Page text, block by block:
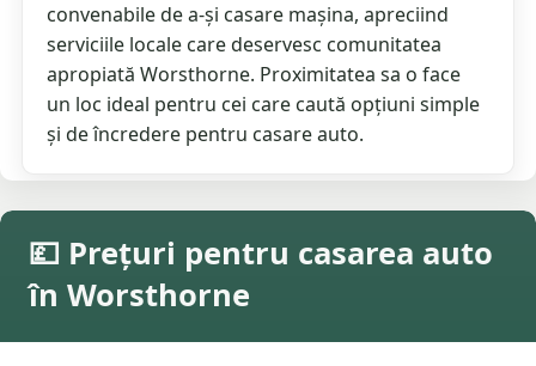
convenabile de a-și casare mașina, apreciind
serviciile locale care deservesc comunitatea
apropiată Worsthorne. Proximitatea sa o face
un loc ideal pentru cei care caută opțiuni simple
și de încredere pentru casare auto.
💷 Prețuri pentru casarea auto
în Worsthorne